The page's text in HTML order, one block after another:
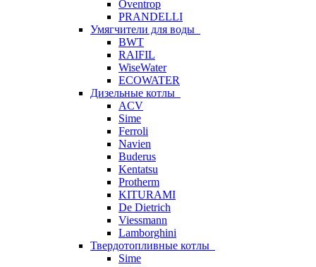
Oventrop
PRANDELLI
Умягчители для воды
BWT
RAIFIL
WiseWater
ECOWATER
Дизельные котлы
ACV
Sime
Ferroli
Navien
Buderus
Kentatsu
Protherm
KITURAMI
De Dietrich
Viessmann
Lamborghini
Твердотопливные котлы
Sime